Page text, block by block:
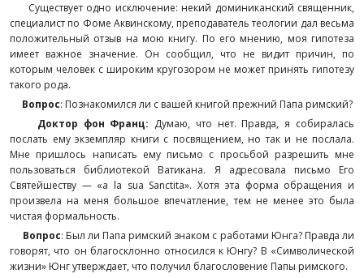
Существует одно исключение: некий доминиканский священник,
специалист по Фоме Аквинскому, преподаватель теологии дал весьма
положительный отзыв на мою книгу. По его мнению, моя гипотеза
имеет важное значение. Он сообщил, что не видит причин, по
которым человек с широким кругозором не может принять гипотезу
такого рода.
Вопрос: Познакомился ли с вашей книгой прежний Папа римский?
Доктор фон Франц: Думаю, что нет. Правда, я собиралась
послать ему экземпляр книги с посвящением, но так и не послала.
Мне пришлось написать ему письмо с просьбой разрешить мне
пользоваться библиотекой Ватикана. Я адресовала письмо Его
Святейшеству — «a la sua Sanctita». Хотя эта форма обращения и
произвела на меня большое впечатление, тем не менее это была
чистая формальность.
Вопрос: Был ли Папа римский знаком с работами Юнга? Правда ли
говорят, что он благосклонно относился к Юнгу? В «Символической
жизни» Юнг утверждает, что получил благословение Папы римского.